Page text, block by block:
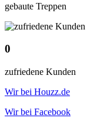
gebaute Treppen
0
zufriedene Kunden
Wir bei Houzz.de
Wir bei Facebook